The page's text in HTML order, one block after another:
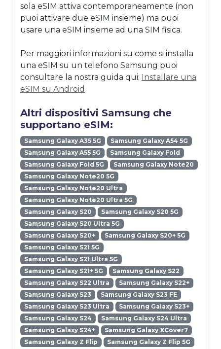
sola eSIM attiva contemporaneamente (non
puoi attivare due eSIM insieme) ma puoi
usare una eSIM insieme ad una SIM fisica.
Per maggiori informazioni su come si installa
una eSIM su un telefono Samsung puoi
consultare la nostra guida qui: Installare una
eSIM su Android
Altri dispositivi Samsung che
supportano eSIM:
Samsung Galaxy A35 5G
Samsung Galaxy A54 5G
Samsung Galaxy A55 5G
Samsung Galaxy Fold
Samsung Galaxy Fold 5G
Samsung Galaxy Note20
Samsung Galaxy Note20 5G
Samsung Galaxy Note20 Ultra
Samsung Galaxy Note20 Ultra 5G
Samsung Galaxy S20
Samsung Galaxy S20 5G
Samsung Galaxy S20 Ultra 5G
Samsung Galaxy S20+
Samsung Galaxy S20+ 5G
Samsung Galaxy S21 5G
Samsung Galaxy S21 Ultra 5G
Samsung Galaxy S21+ 5G
Samsung Galaxy S22
Samsung Galaxy S22 Ultra
Samsung Galaxy S22+
Samsung Galaxy S23
Samsung Galaxy S23 FE
Samsung Galaxy S23 Ultra
Samsung Galaxy S23+
Samsung Galaxy S24
Samsung Galaxy S24 Ultra
Samsung Galaxy S24+
Samsung Galaxy XCover7
Samsung Galaxy Z Flip
Samsung Galaxy Z Flip 5G